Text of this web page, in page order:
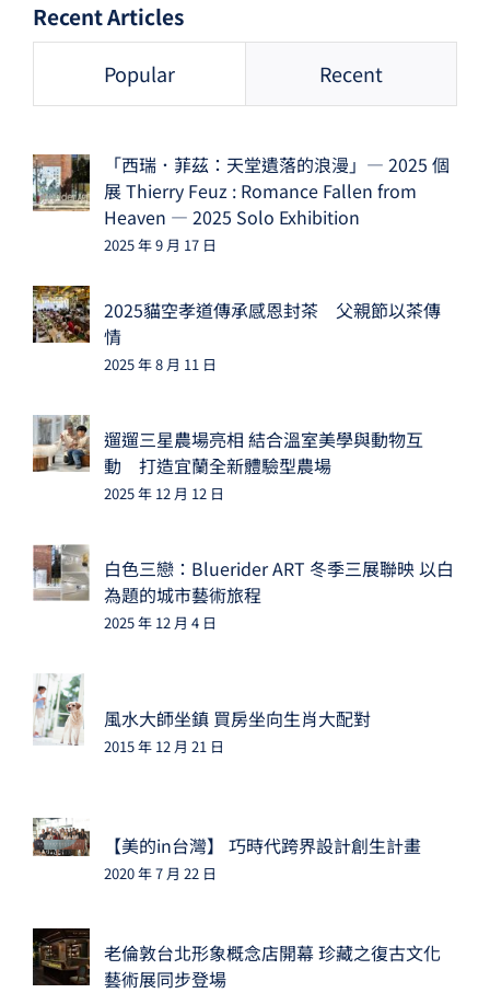
Recent Articles
Popular Recent
「西瑞．菲茲：天堂遺落的浪漫」— 2025 個
展 Thierry Feuz : Romance Fallen from
Heaven — 2025 Solo Exhibition
2025 年 9 月 17 日
2025貓空孝道傳承感恩封茶 父親節以茶傳
情
2025 年 8 月 11 日
遛遛三星農場亮相 結合溫室美學與動物互
動 打造宜蘭全新體驗型農場
2025 年 12 月 12 日
白色三戀：Bluerider ART 冬季三展聯映 以白
為題的城市藝術旅程
2025 年 12 月 4 日
風水大師坐鎮 買房坐向生肖大配對
2015 年 12 月 21 日
【美的in台灣】 巧時代跨界設計創生計畫
2020 年 7 月 22 日
老倫敦台北形象概念店開幕 珍藏之復古文化
藝術展同步登場